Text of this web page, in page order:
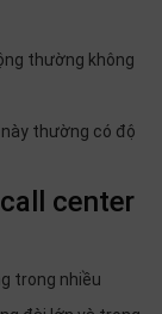
thường không
thường có độ
center
trong nhiều